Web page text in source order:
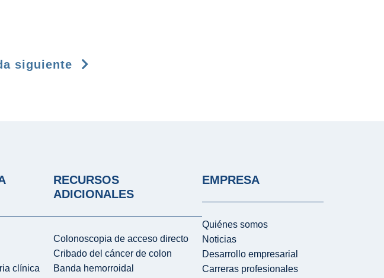
siguiente
clínica
RECURSOS
ADICIONALES
Colonoscopia de acceso directo
Cribado del cáncer de colon
Banda hemorroidal
EMPRESA
Quiénes somos
Noticias
Desarrollo empresarial
Carreras profesionales